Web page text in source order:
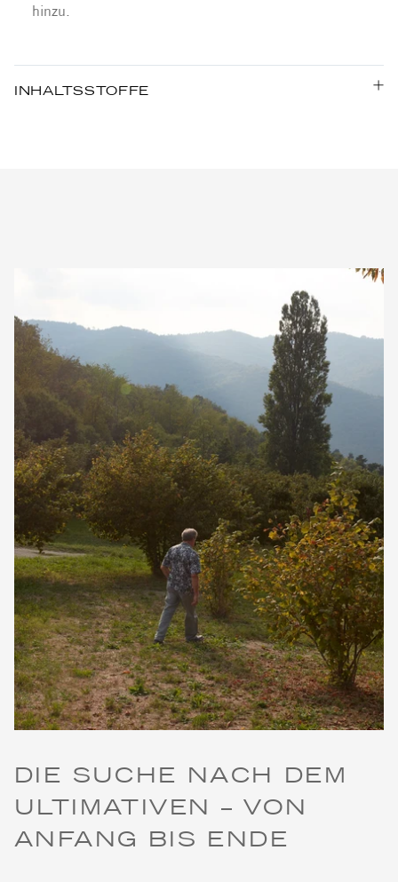
hinzu.
INHALTSSTOFFE
DIE SUCHE NACH DEM
ULTIMATIVEN – VON
ANFANG BIS ENDE